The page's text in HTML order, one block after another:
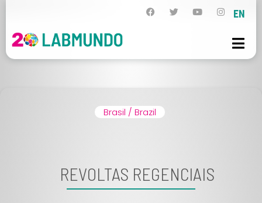
EN
Brasil / Brazil
REVOLTAS REGENCIAIS